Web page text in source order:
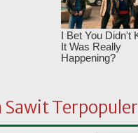
Sawit Terpopuler